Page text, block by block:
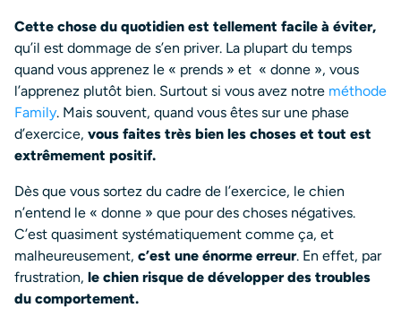
Cette chose du quotidien est tellement facile à éviter,
qu’il est dommage de s’en priver. La plupart du temps
quand vous apprenez le « prends » et « donne », vous
l’apprenez plutôt bien. Surtout si vous avez notre méthode
Family. Mais souvent, quand vous êtes sur une phase
d’exercice, vous faites très bien les choses et tout est
extrêmement positif.
Dès que vous sortez du cadre de l’exercice, le chien
n’entend le « donne » que pour des choses négatives.
C’est quasiment systématiquement comme ça, et
malheureusement, c’est une énorme erreur. En effet, par
frustration, le chien risque de développer des troubles
du comportement.